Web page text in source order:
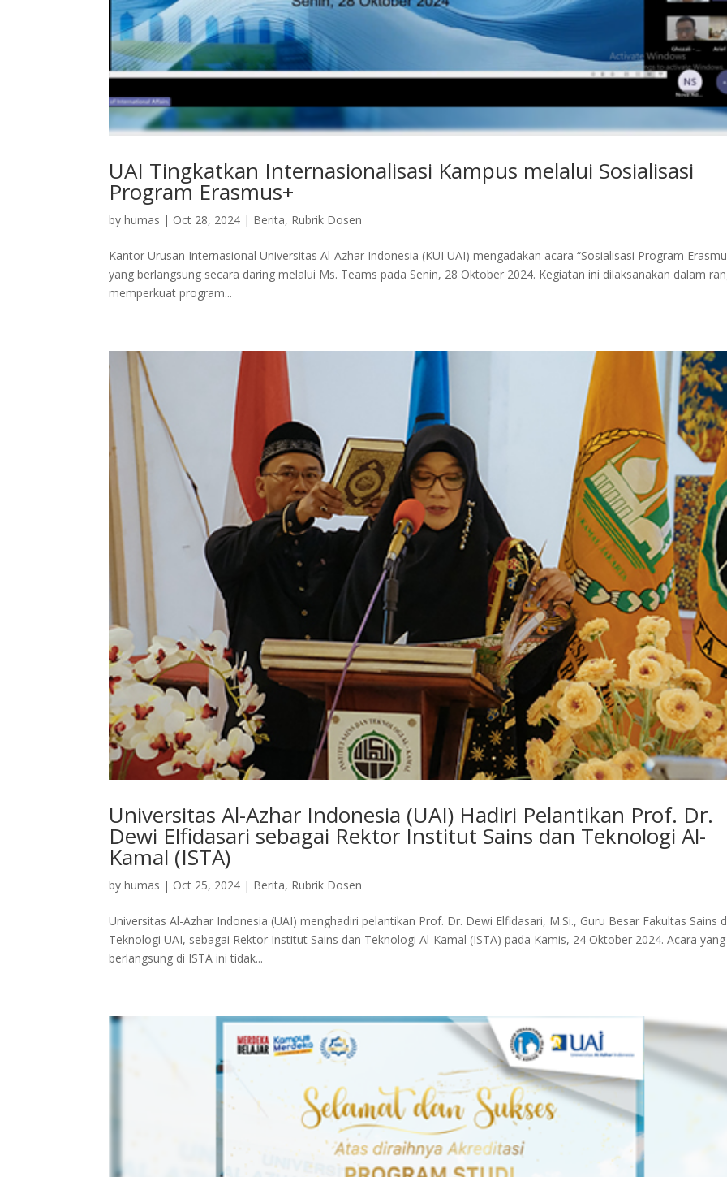
UAI Tingkatkan Internasionalisasi Kampus melalui Sosialisasi
Program Erasmus+
byhumas | Oct 28, 2024 | Berita, Rubrik Dosen
Kantor Urusan Internasional Universitas Al-Azhar Indonesia (KUI UAI) mengadakan acara “Sosialisasi Program
yang berlangsung secara daring melalui Ms. Teams pada Senin, 28 Oktober 2024. Kegiatan ini dilaksanakan dalam
memperkuat program...
Universitas Al-Azhar Indonesia (UAI) Hadiri Pelantikan Prof. Dr.
Dewi Elfidasari sebagai Rektor Institut Sains dan Teknologi Al-
Kamal (ISTA)
byhumas | Oct 25, 2024 | Berita, Rubrik Dosen
Universitas Al-Azhar Indonesia (UAI) menghadiri pelantikan Prof. Dr. Dewi Elfidasari, M.Si., Guru Besar Fakultas Sains
Teknologi UAI, sebagai Rektor Institut Sains dan Teknologi Al-Kamal (ISTA) pada Kamis, 24 Oktober 2024. Acara yang
berlangsung di ISTA ini tidak...